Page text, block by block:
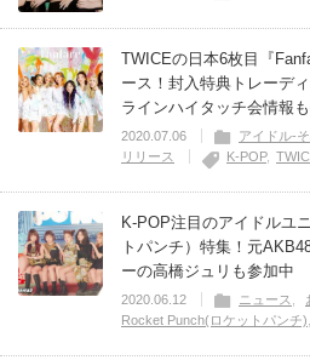
TWICEの日本6枚目『
ース！封入特典トレーデ
ラインハイタッチ会情報
2020.07.06 アイドル-
リリース
K-POP
K-POP注目のアイドルユ
トパンチ）特集！元
ーの高橋ジュリも参加中
2020.06.12 ニュース
Rocket Punch(ロケットパンチ)